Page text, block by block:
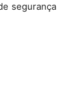
segurança